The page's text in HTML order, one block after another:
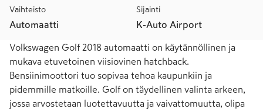
Vaihteisto
Automaatti
Sijainti
K-Auto Airport
Volkswagen Golf 2018 automaatti on käytännöllinen ja
mukava etuvetoinen viisiovinen hatchback.
Bensiinimoottori tuo sopivaa tehoa kaupunkiin ja
pidemmille matkoille. Golf on täydellinen valinta arkeen,
jossa arvostetaan luotettavuutta ja vaivattomuutta, olipa